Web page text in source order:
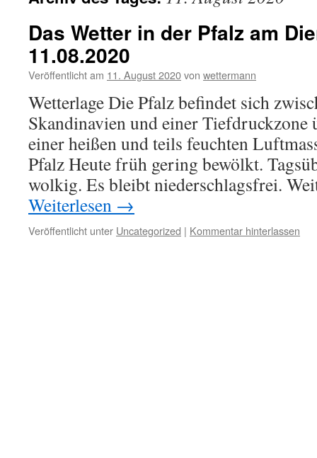
Das Wetter in der Pfalz am
11.08.2020
Veröffentlicht am 11. August 2020von wettermann
Wetterlage Die Pfalz befindet sich
Skandinavien und einer Tiefdruckzone
einer heißen und teils feuchten
Pfalz Heute früh gering bewölkt.
wolkig. Es bleibt niederschlagsfrei.
Weiterlesen →
Veröffentlicht unter Uncategorized | Kommentar hinterlassen